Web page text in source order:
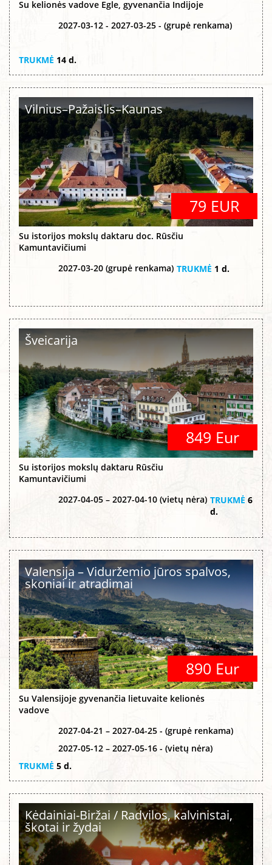
Su kelionės vadove Egle, gyvenančia Indijoje
2027-03-12 - 2027-03-25 - (grupė renkama)
TRUKMĖ 14 d.
Vilnius–Pažaislis–Kaunas
79 EUR
Su istorijos mokslų daktaru doc. Rūsčiu
Kamuntavičiumi
2027-03-20 (grupė renkama) TRUKMĖ 1 d.
Šveicarija
849 Eur
Su istorijos mokslų daktaru Rūsčiu
Kamuntavičiumi
2027-04-05 – 2027-04-10 (vietų nėra) TRUKMĖ 6
d.
Valensija – Viduržemio jūros spalvos,
skoniai ir atradimai
890 Eur
Su Valensijoje gyvenančia lietuvaite kelionės
vadove
2027-04-21 – 2027-04-25 - (grupė renkama)
2027-05-12 – 2027-05-16 - (vietų nėra)
TRUKMĖ 5 d.
Kėdainiai-Biržai / Radvilos, kalvinistai,
škotai ir žydai